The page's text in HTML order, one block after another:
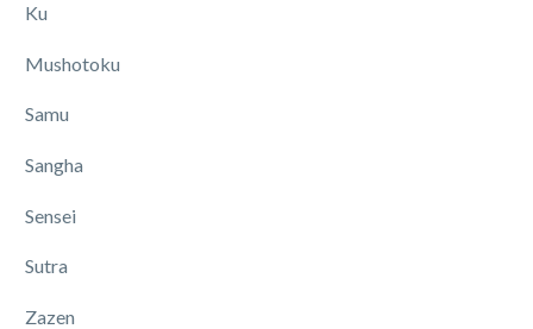
Ku
Mushotoku
Samu
Sangha
Sensei
Sutra
Zazen